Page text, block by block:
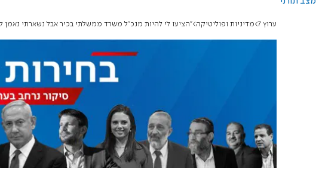
ערוץ 7 מדיניות ופוליטיקה "הציעו לי להיות מנכ"ל משרד ממשלתי בכיר אבל נשארתי נאמן